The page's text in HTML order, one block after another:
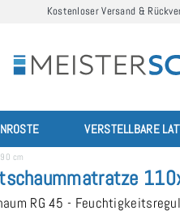
Kostenloser Versand &
VERSTELLBARE
cm
RG 45 -